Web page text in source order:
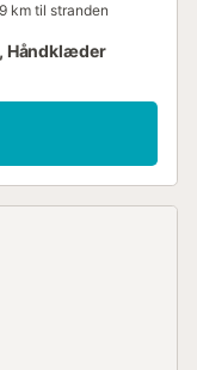
km til stranden
Håndklæder